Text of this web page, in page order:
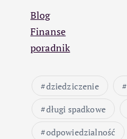
Blog
Finanse
poradnik
dziedziczenie
długi spadkowe
odpowiedzialność